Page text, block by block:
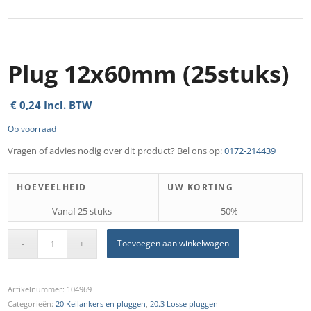
Plug 12x60mm (25stuks)
€ 0,24 Incl. BTW
Op voorraad
Vragen of advies nodig over dit product? Bel ons op:0172-214439
HOEVEELHEID UW KORTING
Vanaf 25 stuks 50%
Toevoegen aan winkelwagen
Artikelnummer: 104969
Categorieën: 20 Keilankers en pluggen 20.3 Losse pluggen